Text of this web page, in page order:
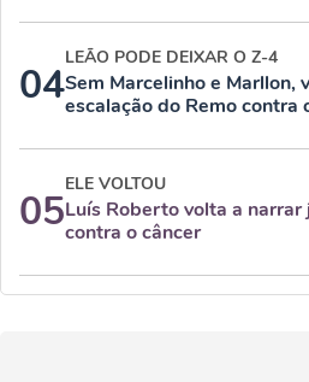
04
LEÃO PODE DEIXAR O Z-4
Sem Marcelinho e Marllon,
escalação do Remo contra
05
ELE VOLTOU
Luís Roberto volta a
contra o câncer